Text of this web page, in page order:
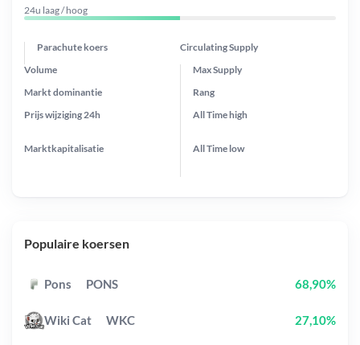
24u laag / hoog
Parachute koers Circulating Supply
Prijs wijziging 24h
Max Supply
Markt dominantie
Marktkapitalisatie
Volume
Rang
All Timehigh
All Time low
Populaire koersen
Pons PONS 68,90%
Wiki Cat WKC 27,10%